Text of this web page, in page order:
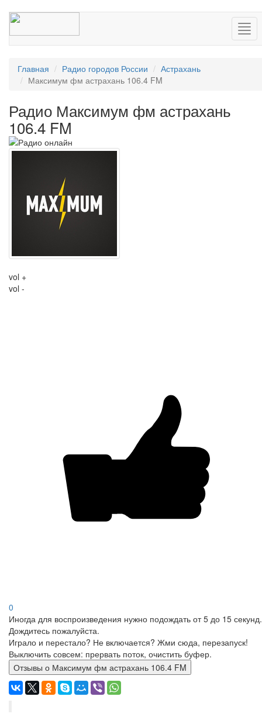
Главная Радио городов России
Астрахань
Максимум фм астрахань 106.4 FM
Радио Максимум фм астрахань
106.4 FM
vol +
vol -
0
Иногда для воспроизведения нужно подождать от 5 до 15 секунд.
Дождитесь пожалуйста.
Играло и перестало? Не включается? Жми сюда, перезапуск!
Выключить совсем: прервать поток, очистить буфер.
Отзывы о Максимум фм астрахань 106.4 FM